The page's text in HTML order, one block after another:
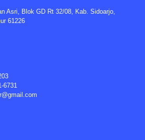
Asri, Blok GD Rt 32/08, Kab. Sidoarjo,
61226
6731